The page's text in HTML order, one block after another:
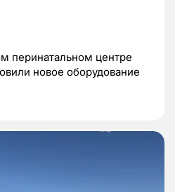
перинатальном центре
новое оборудование